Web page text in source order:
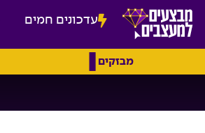
עדכונים חמים
מבזקים